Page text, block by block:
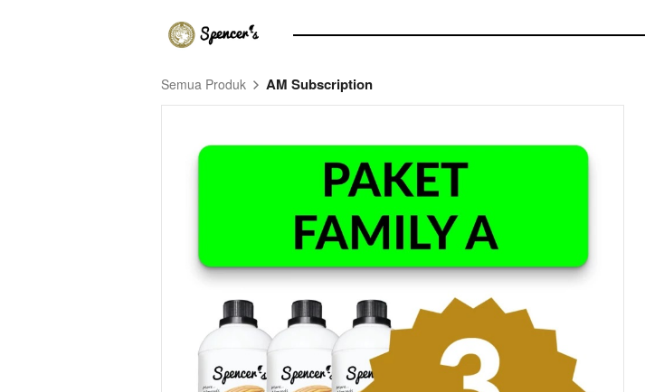
Semua Produk AM Subscription